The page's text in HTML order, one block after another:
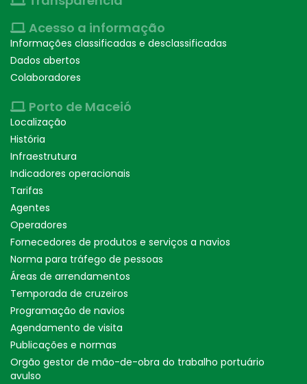
Acesso a informação
Informações classificadas e desclassificadas
Dados abertos
Colaboradores
Porto de Maceió
Localização
História
Infraestrutura
Indicadores operacionais
Tarifas
Agentes
Operadores
Fornecedores de produtos e serviços a navios
Norma para tráfego de pessoas
Áreas de arrendamentos
Temporada de cruzeiros
Programação de navios
Agendamento de visita
Publicações e normas
Orgão gestor de mão-de-obra do trabalho portuário
avulso